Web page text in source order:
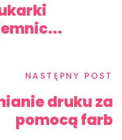
NASTĘPNY POST
druku za
pomocą farb